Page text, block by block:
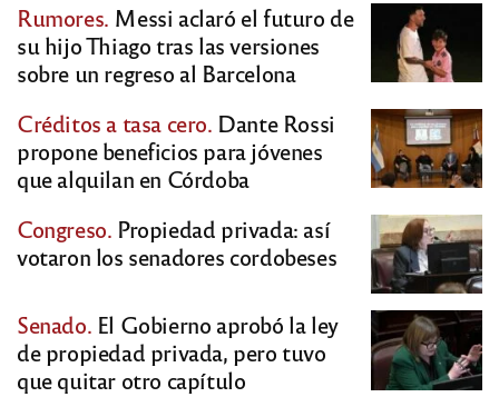
Rumores. Messi aclaró el futuro de
su hijo Thiago tras las versiones
sobre un regreso al Barcelona
Créditos a tasa cero. Dante Rossi
propone beneficios para jóvenes
que alquilan en Córdoba
Congreso. Propiedad privada: así
votaron los senadores cordobeses
Senado. El Gobierno aprobó la ley
de propiedad privada, pero tuvo
que quitar otro capítulo